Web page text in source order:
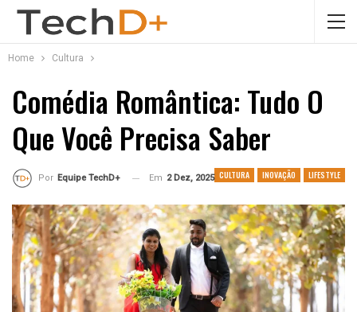
Home Cultura
Comédia Romântica: Tudo O
Que Você Precisa Saber
CULTURA INOVAÇÃO LIFESTYLE
Por Equipe TechD+ Em 2 Dez, 2025